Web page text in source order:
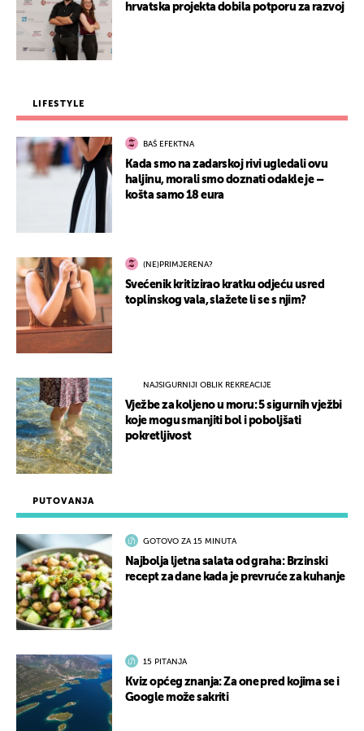
PUTOVANJA
GOTOVO ZA 15 MINUTA
Najbolja ljetna salata od graha: Brzinski
recept za dane kada je prevruće za kuhanje
15 PITANJA
Kviz općeg znanja: Za one pred kojima se i
Google može sakriti
hrvatska projekta dobila potporu za razvoj
LIFESTYLE
BAŠ EFEKTNA
Kada smo na zadarskoj rivi ugledali ovu
haljinu, morali smo doznati odakle je –
košta samo 18 eura
(NE)PRIMJERENA?
Svećenik kritizirao kratku odjeću usred
toplinskog vala, slažete li se s njim?
NAJSIGURNIJI OBLIK REKREACIJE
Vježbe za koljeno u moru: 5 sigurnih vježbi
koje mogu smanjiti bol i poboljšati
pokretljivost